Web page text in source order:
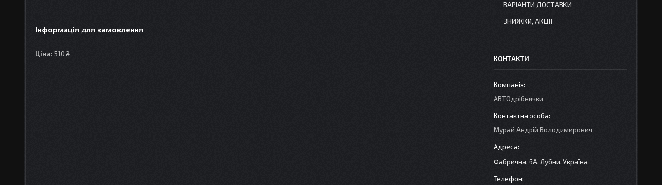
Інформація для замовлення
Ціна: 510 ₴
ВАРІАНТИ ДОСТАВКИ
ЗНИЖКИ, АКЦІЇ
КОНТАКТИ
АВТОдрібнички
Мурай Андрій Володимирович
Фабрична, 6А, Лубни, Україна